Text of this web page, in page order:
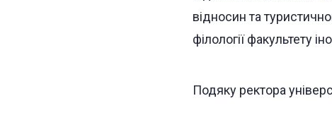
відносин та
філології факультету
Подяку ректора